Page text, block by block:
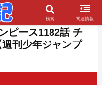
ピース1182話 チ
刊少年ジャンプ
検索 関連情報